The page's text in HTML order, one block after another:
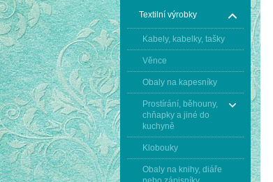
Textilní výrobky
Kabely, kabelky, tašky
Věnce
Obaly na kapesníky
Prostírání, běhouny,
chňapky a jiné do
kuchyně
Klobouky
Obaly na knihy, diáře